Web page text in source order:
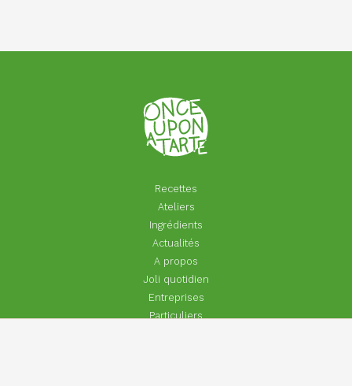
Recettes
Ateliers
Ingrédients
Actualités
A propos
Joli quotidien
Entreprises
Particuliers